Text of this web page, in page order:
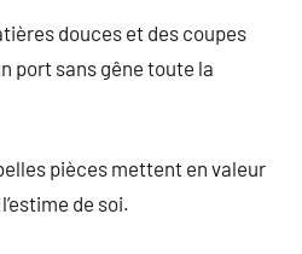
douces et des coupes
port sans gêne toute la
pièces mettent en valeur
de soi.